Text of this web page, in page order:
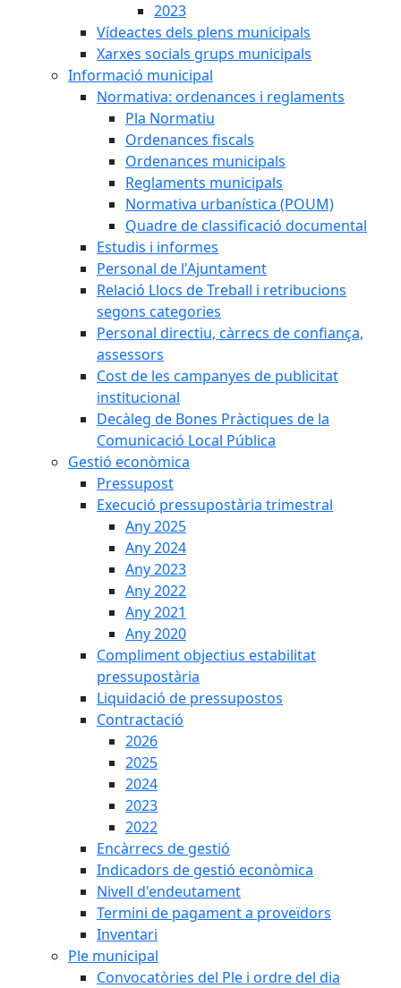
2023
Vídeactes dels plens municipals
Xarxes socials grups municipals
Informació municipal
Normativa: ordenances i reglaments
Pla Normatiu
Ordenances fiscals
Ordenances municipals
Reglaments municipals
Normativa urbanística (POUM)
Quadre de classificació documental
Estudis i informes
Personal de l'Ajuntament
Relació Llocs de Treball i retribucions
segons categories
Personal directiu, càrrecs de confiança,
assessors
Cost de les campanyes de publicitat
institucional
Decàleg de Bones Pràctiques de la
Comunicació Local Pública
Gestió econòmica
Pressupost
Execució pressupostària trimestral
Any 2025
Any 2024
Any 2023
Any 2022
Any 2021
Any 2020
Compliment objectius estabilitat
pressupostària
Liquidació de pressupostos
Contractació
2026
2025
2024
2023
2022
Encàrrecs de gestió
Indicadors de gestió econòmica
Nivell d'endeutament
Termini de pagament a proveïdors
Inventari
Ple municipal
Convocatòries del Ple i ordre del dia